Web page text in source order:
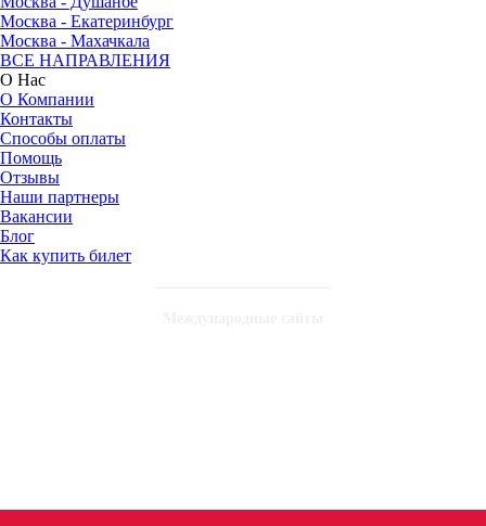
Москва - Екатеринбург
Москва - Махачкала
ВСЕ НАПРАВЛЕНИЯ
О Нас
О Компании
Контакты
Способы оплаты
Помощь
Отзывы
Наши партнеры
Вакансии
Блог
Как купить билет